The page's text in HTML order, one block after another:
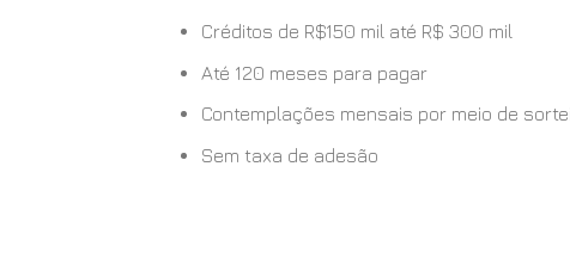
Créditos de R$150 mil até R$ 300 mil
Até 120 meses para pagar
Contemplações mensais por meio de
Sem taxa de adesão